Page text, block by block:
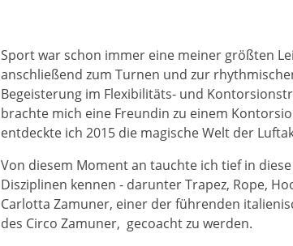
Sport war schon immer eine meiner größten
anschließend zum Turnen und zur
Begeisterung im Flexibilitäts- und
brachte mich eine Freundin zu einem
entdeckte ich 2015 die magische Welt der
Von diesem Moment an tauchte ich tief in
Disziplinen kennen - darunter Trapez, Rope,
Carlotta Zamuner, einer der führenden
des Circo Zamuner, gecoacht zu werden.